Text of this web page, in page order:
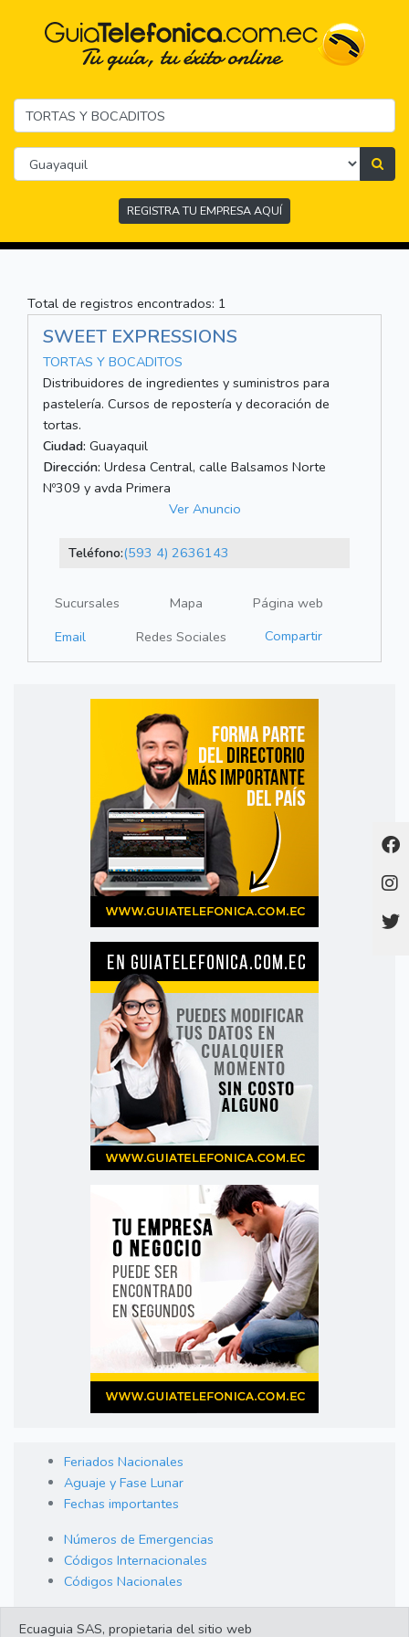
REGISTRA TU EMPRESA AQUÍ
Total de registros encontrados: 1
SWEET EXPRESSIONS
TORTAS Y BOCADITOS
Distribuidores de ingredientes y suministros para
pastelería. Cursos de repostería y decoración de
tortas.
Ciudad: Guayaquil
Dirección: Urdesa Central, calle Balsamos Norte
Nº309 y avda Primera
Ver Anuncio
Teléfono:(593 4) 2636143
Sucursales Mapa
Página web
Email
Redes Sociales Compartir
Feriados Nacionales
Aguaje y Fase Lunar
Fechas importantes
Números de Emergencias
Códigos Internacionales
Códigos Nacionales
Ecuaguia SAS, propietaria del sitio web